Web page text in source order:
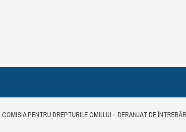
PENTRU DREPTURILE OMULUI – DERANJAT DE